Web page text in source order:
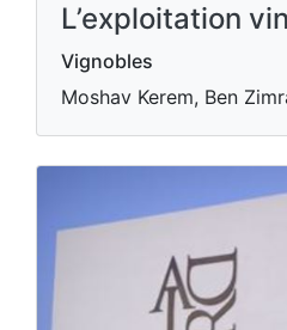
L’exploitation
Vignobles
Moshav Kerem, Ben